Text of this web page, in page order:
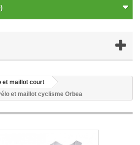
et maillot court
et maillot cyclisme Orbea